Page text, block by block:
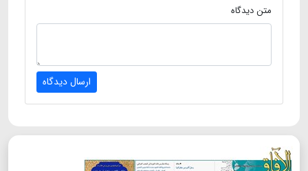
متن دیدگاه
ارسال دیدگاه